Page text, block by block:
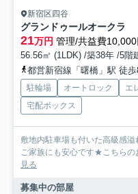
新宿区四谷
グランドゥールオークラ
21万円 管理/共益費10,000
56.56㎡ (1LDK) /築38年 /5階
都営新宿線「曙橋」駅 徒
駐輪場 オートロック エ
宅配ボックス
敷地内駐車場も付いた高級感
ご家族にも安心です★こちらの
見る
募集中の部屋